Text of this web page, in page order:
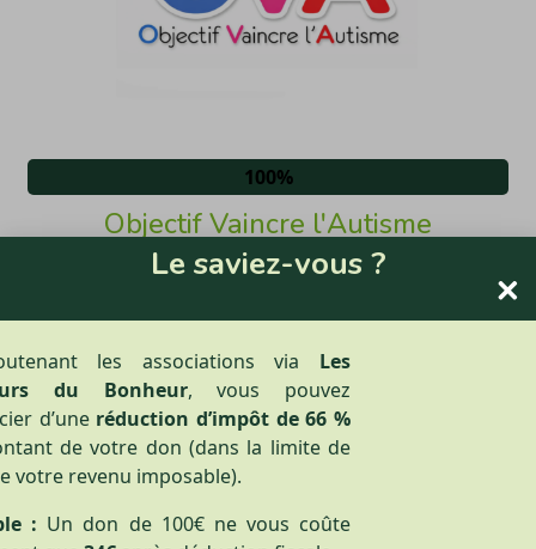
100%
Objectif Vaincre l'Autisme​
OVA œuvre pour l'inclusion des personnes avec
comportementale de qualité et un haut niveau de
formation.
FAIRE UN DON
Le saviez-vous ?
les associations via Les
du Bonheur, vous pouvez
d’une réduction d’impôt de 66 %
de votre don (dans la limite de
votre revenu imposable).
: Un don de 100€ ne vous coûte